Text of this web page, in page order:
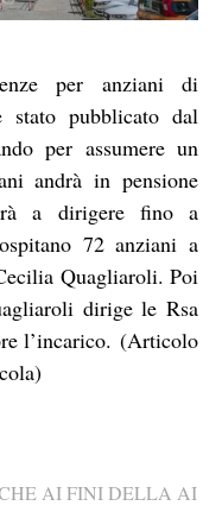
per anziani di
stato pubblicato dal
per assumere un
andrà in pensione
a dirigere fino a
72 anziani a
Quagliaroli. Poi
dirige le Rsa
l’incarico. (Articolo
AI FINI DELLA AI